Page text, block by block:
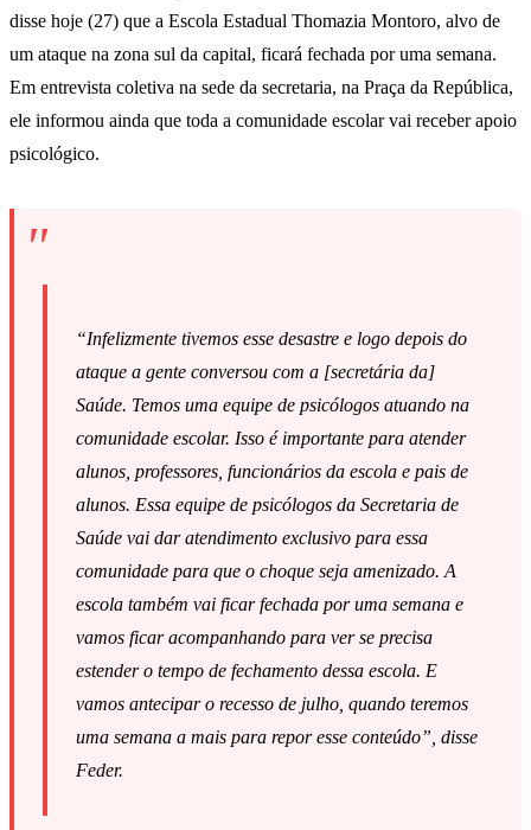
disse hoje (27) que a Escola Estadual Thomazia Montoro, alvo de
um ataque na zona sul da capital, ficará fechada por uma semana.
Em entrevista coletiva na sede da secretaria, na Praça da República,
ele informou ainda que toda a comunidade escolar vai receber apoio
psicológico.
“Infelizmente tivemos esse desastre e logo depois do
ataque a gente conversou com a [secretária da]
Saúde. Temos uma equipe de psicólogos atuando na
comunidade escolar. Isso é importante para atender
alunos, professores, funcionários da escola e pais de
alunos. Essa equipe de psicólogos da Secretaria de
Saúde vai dar atendimento exclusivo para essa
comunidade para que o choque seja amenizado. A
escola também vai ficar fechada por uma semana e
vamos ficar acompanhando para ver se precisa
estender o tempo de fechamento dessa escola. E
vamos antecipar o recesso de julho, quando teremos
uma semana a mais para repor esse conteúdo”, disse
Feder.